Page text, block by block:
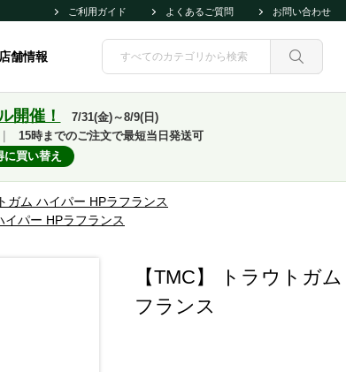
ご利用ガイド よくあるご質問 お問い合わせ
店舗情報
開催！
7/31(金)～8/9(日)
15時までのご注文で最短当日発送可
買い替え
ガム ハイパー HPラフランス
イパー HPラフランス
【TMC】 トラウトガ
フランス